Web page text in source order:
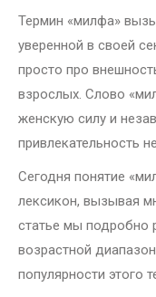
Термин «милфа»
уверенной в своей
просто про
взрослых. Слово
женскую силу и
привлекательность
Сегодня понятие
лексикон, вызывая
статье мы подробно
возрастной
популярности этого